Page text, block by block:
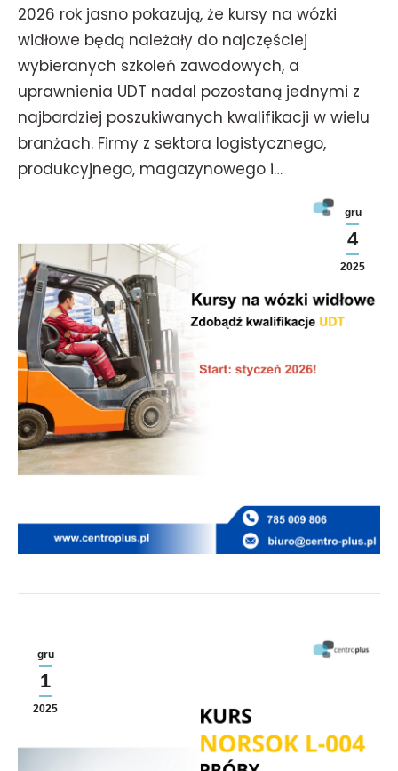
2026 rok jasno pokazują, że kursy na wózki
widłowe będą należały do najczęściej
wybieranych szkoleń zawodowych, a
uprawnienia UDT nadal pozostaną jednymi z
najbardziej poszukiwanych kwalifikacji w wielu
branżach. Firmy z sektora logistycznego,
produkcyjnego, magazynowego i…
gru
4
2025
gru
1
2025